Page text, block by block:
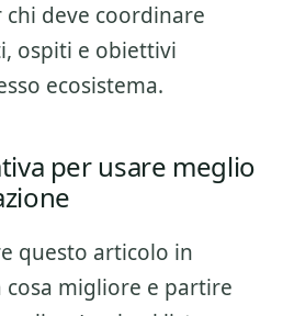
deve coordinare
ospiti e obiettivi
ecosistema.
per usare meglio
questo articolo in
cosa migliore e partire